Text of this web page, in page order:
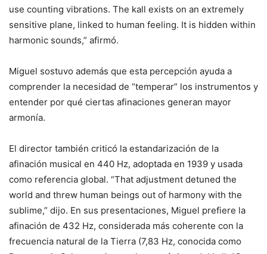
use counting vibrations. The kall exists on an extremely
sensitive plane, linked to human feeling. It is hidden within
harmonic sounds,” afirmó.
Miguel sostuvo además que esta percepción ayuda a
comprender la necesidad de “temperar” los instrumentos y
entender por qué ciertas afinaciones generan mayor
armonía.
El director también criticó la estandarización de la
afinación musical en 440 Hz, adoptada en 1939 y usada
como referencia global. “That adjustment detuned the
world and threw human beings out of harmony with the
sublime,” dijo. En sus presentaciones, Miguel prefiere la
afinación de 432 Hz, considerada más coherente con la
frecuencia natural de la Tierra (7,83 Hz, conocida como